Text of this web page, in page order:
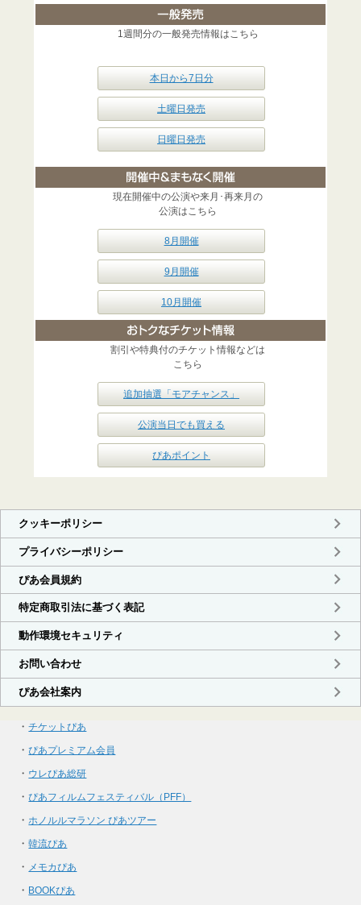
1週間分の一般発売情報はこちら
本日から7日分
土曜日発売
日曜日発売
現在開催中の公演や来月･再来月の
公演はこちら
8月開催
9月開催
10月開催
割引や特典付のチケット情報などは
こちら
追加抽選「モアチャンス」
公演当日でも買える
ぴあポイント
・チケットぴあ
・ぴあプレミアム会員
・ ウレぴあ総研
・ぴあフィルムフェスティバル（PFF）
・ホノルルマラソン ぴあツアー
・韓流ぴあ
・ メモカぴあ
・ BOOKぴあ